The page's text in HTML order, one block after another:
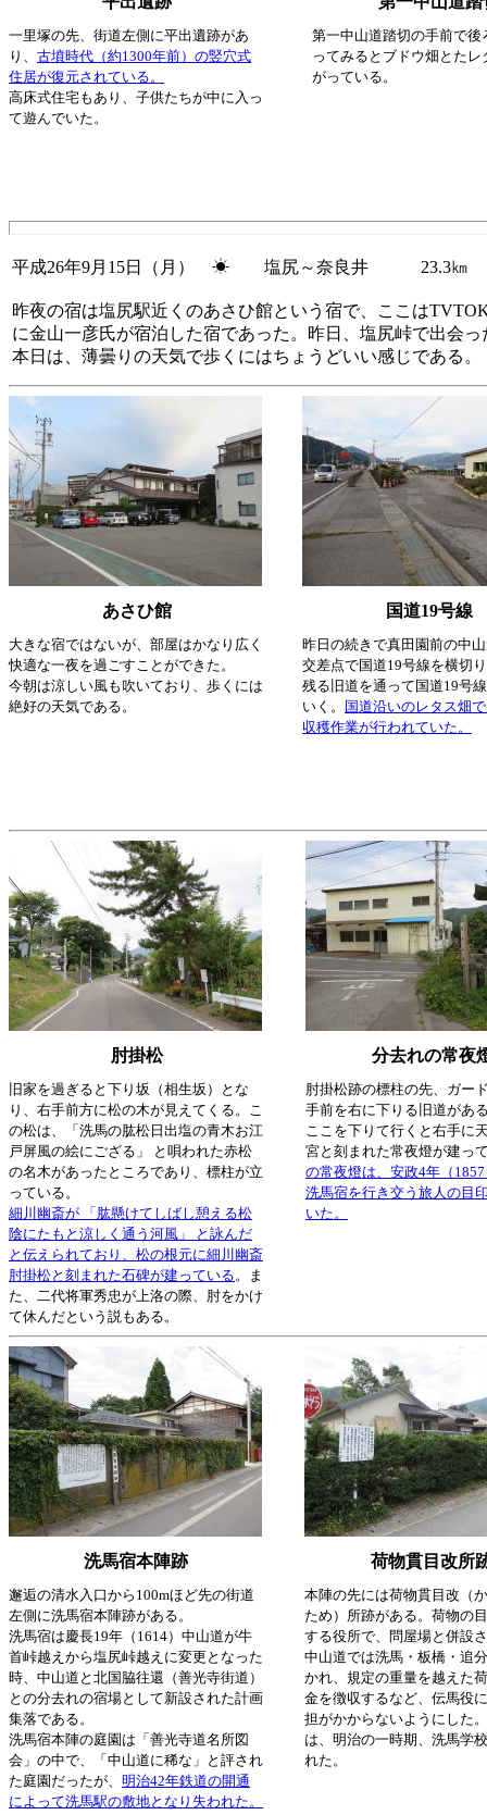
一里塚の先、街道左側に平出遺跡があ
り、 古墳時代（約1300年前）の竪穴式
住居が復元されている。
高床式住宅もあり、子供たちが中に入っ
て遊んでいた。
第一中山道踏切の手前で後
ってみるとブドウ畑とたレ
がっている。
平成26年9月15日（月） ☀ 塩尻～奈良井 23.3㎞
昨夜の宿は塩尻駅近くのあさひ館という宿で、ここは
に金山一彦氏が宿泊した宿であった。昨日、塩尻峠で出会
本日は、薄曇りの天気で歩くにはちょうどいい感じである。
あさひ館 国道19号線
大きな宿ではないが、部屋はかなり広く
快適な一夜を過ごすことができた。
今朝は涼しい風も吹いており、歩くには
絶好の天気である。
昨日の続きで真田園前の中
交差点で国道19号線を横切
残る旧道を通って国道19号
いく。
国道沿いのレタス畑
収穫作業が行われていた。
肘掛松 分去れの常夜
旧家を過ぎると下り坂（相生坂）とな
り、右手前方に松の木が見えてくる。こ
の松は、「洗馬の肱松日出塩の青木お江
戸屏風の絵にござる」 と唄われた赤松
の名木があったところであり、標柱が立
っている。
細川幽斎が 「肱懸けてしばし憩える松
陰にたもと涼しく通う河風」 と詠んだ
と伝えられており、松の根元に細川幽斎
肘掛松と刻まれた石碑が建っている。ま
た、二代将軍秀忠が上洛の際、肘をかけ
て休んだという説もある。
肘掛松跡の標柱の先、ガー
手前を右に下りる旧道があ
ここを下りて行くと右手に
宮と刻まれた常夜燈が建っ
の常夜燈は、安政4年（
洗馬宿を行き交う旅人の目
いた。
洗馬宿本陣跡 荷物貫目改所
邂逅の清水入口から100mほど先の街道
左側に洗馬宿本陣跡がある。
洗馬宿は慶長19年（1614）中山道が牛
首峠越えから塩尻峠越えに変更となった
時、中山道と北国脇往還（善光寺街道）
との分去れの宿場として新設された計画
集落である。
洗馬宿本陣の庭園は「善光寺道名所図
会」の中で、「中山道に稀な」と評され
た庭園だったが、 明治42年鉄道の開通
によって洗馬駅の敷地となり失われた。
本陣の先には荷物貫目改（
ため）所跡がある。荷物の
する役所で、問屋場と併設
中山道では洗馬・板橋・追
かれ、規定の重量を越えた
金を徴収するなど、伝馬役
担がかからないようにした
は、明治の一時期、洗馬学
れた。